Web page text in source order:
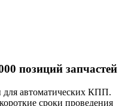
позиций запчастей
для автоматических КПП.
сроки проведения